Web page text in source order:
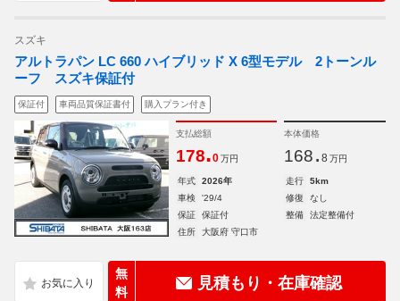
スズキ
アルトラパン LC 660 ハイブリッド X 6型モデル 2トーンル
ーフ スズキ保証付
保証付 車両品質保証書付 購入プラン付き
支払総額
178.0 万円
本体価格
168. 8 万円
年式 2026年 走行
5km
車検
'29/4 修復
なし
保証
保証付 整備
法定整備付
住所
大阪府 守口市
無
料
見積もり・在庫確認